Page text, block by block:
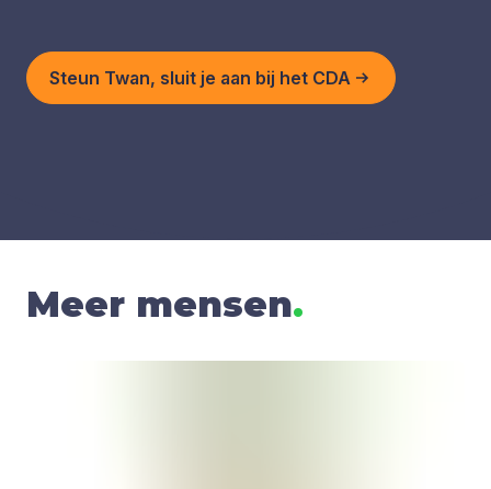
Steun Twan, sluit je aan bij het CDA
Meer mensen.